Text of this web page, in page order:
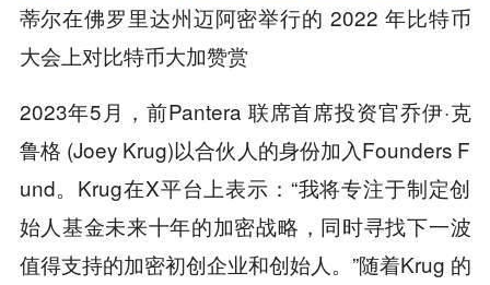
蒂尔在佛罗里达州迈阿密举行的 2022 年比特币
大会上对比特币大加赞赏
2023年5月，前Pantera 联席首席投资官乔伊·克
鲁格 (Joey Krug)以合伙人的身份加入Founders F
und。Krug在X平台上表示：“我将专注于制定创
始人基金未来十年的加密战略，同时寻找下一波
值得支持的加密初创企业和创始人。”随着Krug 的